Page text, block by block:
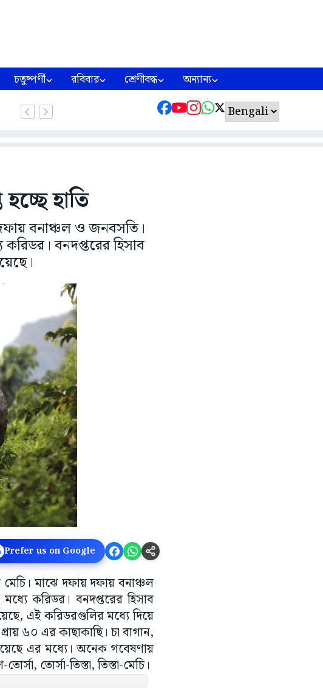
চতুষ্পর্ণী রবিবার শ্রেণীবদ্ধ অন্যান্য
হাতি
বনাঞ্চল ও জনবসতি।
বনদপ্তরের হিসাব
Prefer us on Google
মাঝে দফায় দফায় বনাঞ্চল
করিডর। বনদপ্তরের হিসাব
এই করিডরগুলির মধ্যে দিয়ে
৬০ এর কাছাকাছি। চা বাগান,
এর মধ্যে। অনেক গবেষণায়
তোর্সা-তিস্তা, তিস্তা-মেচি।